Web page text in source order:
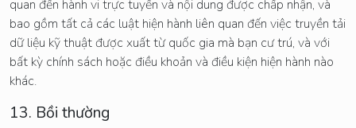
quan đến hành vi trực tuyến và nội dung được chấp nhận, và
bao gồm tất cả các luật hiện hành liên quan đến việc truyền tải
dữ liệu kỹ thuật được xuất từ quốc gia mà bạn cư trú, và với
bất kỳ chính sách hoặc điều khoản và điều kiện hiện hành nào
khác.
13. Bồi thường